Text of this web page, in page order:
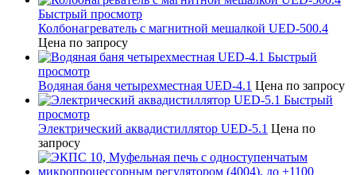
Быстрый просмотр
Колбонагреватель с магнитной мешалкой UED-500.4
Цена по запросу
Быстрый
просмотр
Водяная баня четырехместная UED-4.1 Цена по запросу
Быстрый
просмотр
Электрический аквадистиллятор UED-5.1 Цена по
запросу